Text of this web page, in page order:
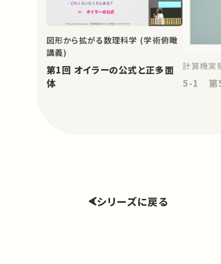
図形から拡がる数理科学 (学術俯瞰
講義)
第1回 オイラーの公式と正多面
体
計算機実
5-1 第
シリーズに戻る